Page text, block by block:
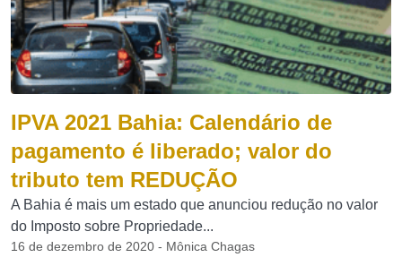
IPVA 2021 Bahia: Calendário de
pagamento é liberado; valor do
tributo tem REDUÇÃO
A Bahia é mais um estado que anunciou redução no valor
do Imposto sobre Propriedade...
16 de dezembro de 2020 - Mônica Chagas